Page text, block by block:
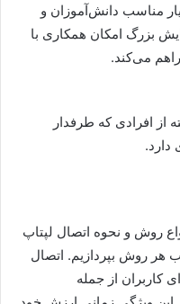
مناسب دانش‌آموزان و
بزرگ امکان همکاری با
می‌کند.
افرادی که طرفدار
دارد.
روش و نحوه اتصال لپتاپ
هر روش بپردازیم. اتصال
کاربران از جمله